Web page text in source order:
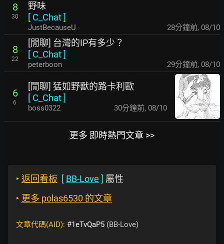
8
30
野味
[ C_Chat]
JustBecauseU 28分鐘前, 08/10
8
22
[閒聊] 台灣的IP有多少？
[ C_Chat]
peterboon 29分鐘前, 08/10
6
6
[閒聊] 猛如野獸的路卡利歐
[ C_Chat]
boss0322 30分鐘前, 08/10
更多 即時熱門文章 >>
‣ 返回看板 [ BB-Love ] 屬性
‣ 更多 polas6530 的文章
文章代碼(AID): #1eTvQaP5 (BB-Love)